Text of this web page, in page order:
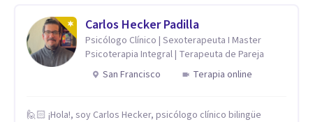
neurociencias y estrategias de cambio basadas en evidencia
para fortalecer la autoestima, desarrollar habilidades
socioemocionales y promover cambios sostenibles. Como
divulgador científico, acerca la psicología y las neurociencias
a la vida cotidiana mediante contenidos claros, rigurosos y
Carlos Hecker Padilla
Psicólogo Clínico | Sexoterapeuta I Master
Psicoterapia Integral | Terapeuta de Pareja
San Francisco
Terapia online
🙋🏻 ¡Hola!, soy Carlos Hecker, psicólogo clínico bilingüe